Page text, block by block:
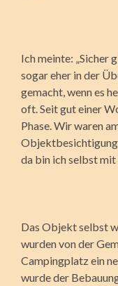
Ich meinte: „Sicher
sogar eher in der
gemacht, wenn es
oft. Seit gut einer
Phase. Wir waren
da bin ich selbst mit
Das Objekt selbst
wurden von der
Campingplatz ein
wurde der